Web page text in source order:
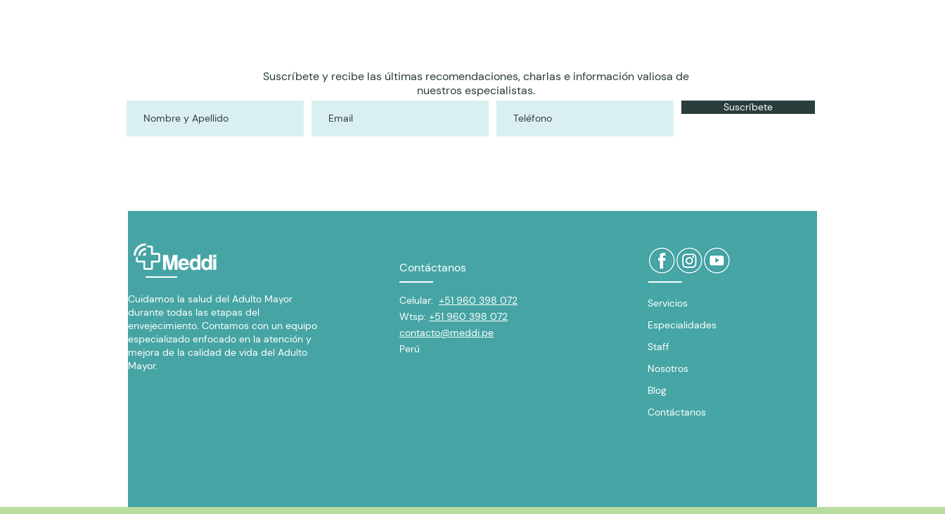
Suscríbete y recibe las últimas recomendaciones, charlas e información valiosa de
nuestros especialistas.
Suscríbete
Cuidamos la salud del Adulto Mayor
durante todas las etapas del
envejecimiento. Contamos con un equipo
especializado enfocado en la atención y
mejora de la calidad de vida del Adulto
Mayor.
Contáctanos
Celular: +51 960 398 072
Wtsp: +51 960 398 072
contacto@meddi.pe
Perú
Servicios
Especialidades
Staff
Nosotros
Blog
Contáctanos